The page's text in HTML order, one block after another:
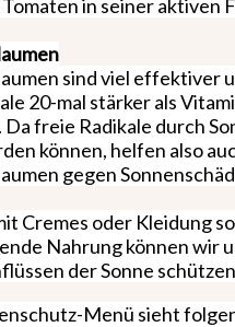
in seiner aktiven
sind viel effektiver
20-mal stärker als
Da freie Radikale durch
können, helfen also
gegen
Cremes oder Kleidung
Nahrung können wir
der Sonne
Menü sieht